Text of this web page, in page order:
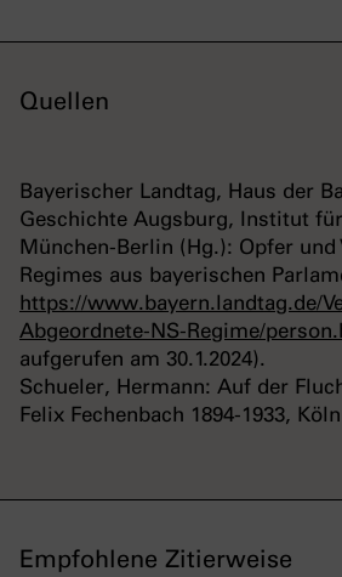
Quellen
Bayerischer Landtag, Haus der
Geschichte Augsburg, Institut
München-Berlin (Hg.): Opfer und
Regimes aus bayerischen
https://www.bayern.landtag.de/
Abgeordnete-NS-Regime/
aufgerufen am 30.1.2024).
Schueler, Hermann: Auf der
Felix Fechenbach 1894-1933, Köln
Empfohlene Zitierweise